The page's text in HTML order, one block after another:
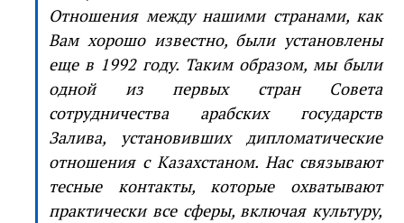
Отношения между нашими странами, как
Вам хорошо известно, были установлены
еще в 1992 году. Таким образом, мы были
одной из первых стран Совета
сотрудничества арабских государств
Залива, установивших дипломатические
отношения с Казахстаном. Нас связывают
тесные контакты, которые охватывают
практически все сферы, включая культуру,